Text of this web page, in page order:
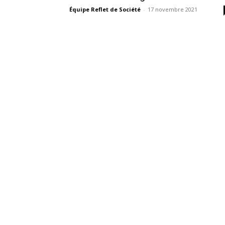
Équipe Reflet de Société - 17 novembre 2021